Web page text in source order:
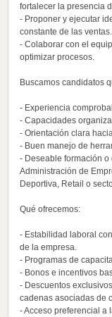
fortalecer la presencia
- Proponer y ejecutar
constante de las ventas.
- Colaborar con el
optimizar procesos.
Buscamos candidatos
- Experiencia
- Capacidades
- Orientación clara
- Buen manejo de
- Deseable formación
Administración de
Deportiva, Retail o
Qué ofrecemos:
- Estabilidad laboral
de la empresa.
- Programas de
- Bonos e incentivos
- Descuentos
cadenas asociadas de
- Acceso preferencial a